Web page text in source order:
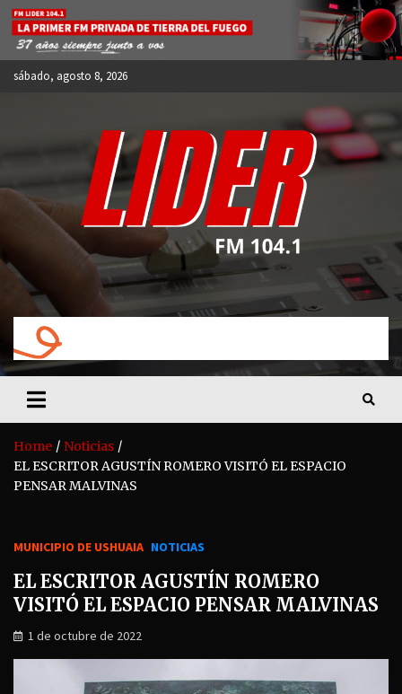
Skip
content
sábado, agosto 8, 2026
FM LIDER 104.1
Home
Noticias
EL ESCRITOR AGUSTÍN ROMERO VISITÓ EL ESPACIO
PENSAR MALVINAS
MUNICIPIO DE USHUAIA NOTICIAS
EL ESCRITOR AGUSTÍN ROMERO
VISITÓ EL ESPACIO PENSAR MALVINAS
1 de octubre de 2022